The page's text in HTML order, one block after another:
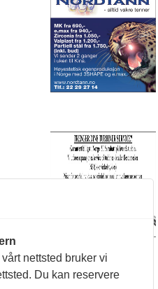
nettsted bruker vi
Du kan reservere